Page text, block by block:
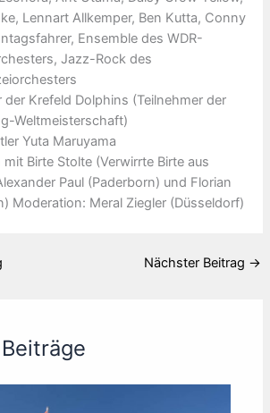
Lennart Allkemper, Ben Kutta, Conny
Ensemble des WDR-
Jazz-Rock des
der Krefeld Dolphins (Teilnehmer der
Weltmeisterschaft)
Yuta Maruyama
mit Birte Stolte (Verwirrte Birte aus
Paul (Paderborn) und Florian
Moderation: Meral Ziegler (Düsseldorf)
Nächster Beitrag →